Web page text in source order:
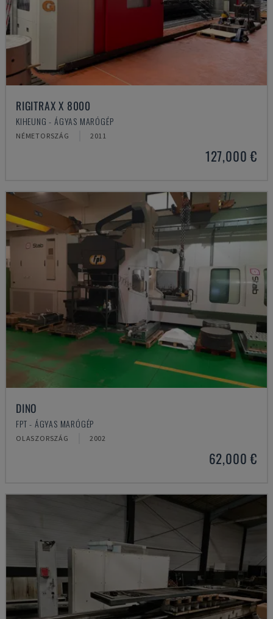
RIGITRAX X 8000
KIHEUNG - ÁGYAS MARÓGÉP
NÉMETORSZÁG 2011
127,000 €
DINO
FPT - ÁGYAS MARÓGÉP
OLASZORSZÁG 2002
62,000 €